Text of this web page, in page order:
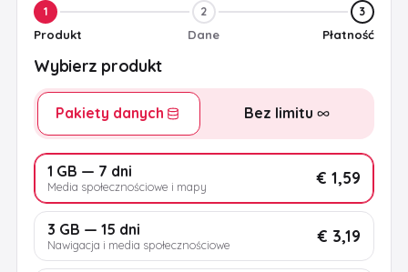
1
Produkt
2
Dane
3
Płatność
Wybierz produkt
Pakiety danych Bez limitu
1 GB — 7 dni
Media społecznościowe i mapy € 1,59
3 GB — 15 dni
Nawigacja i media społecznościowe € 3,19